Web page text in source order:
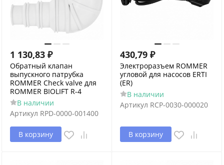
1 130,83 ₽
Обратный клапан
выпускного патрубка
ROMMER Check valve для
ROMMER BIOLIFT R-4
В наличии
Артикул RPD-0000-001400
В корзину
430,79 ₽
Электроразъем ROMMER
угловой для насосов ERTI
(ER)
В наличии
Артикул RCP-0030-000020
В корзину